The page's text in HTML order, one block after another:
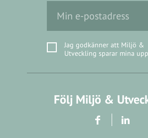
Jag godkänner att Miljö &
Utveckling sparar mina
Följ Miljö &